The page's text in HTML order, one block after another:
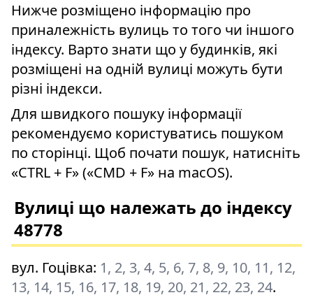
Нижче розміщено інформацію про
приналежність вулиць то того чи іншого
індексу. Варто знати що у будинків, які
розміщені на одній вулиці можуть бути
різні індекси.
Для швидкого пошуку інформації
рекомендуємо користуватись пошуком
по сторінці. Щоб почати пошук, натисніть
«CTRL + F» («CMD + F» на macOS).
Вулиці що належать до індексу
48778
вул. Гоцівка: 1, 2, 3, 4, 5, 6, 7, 8, 9, 10, 11, 12,
13, 14, 15, 16, 17, 18, 19, 20, 21, 22, 23, 24.